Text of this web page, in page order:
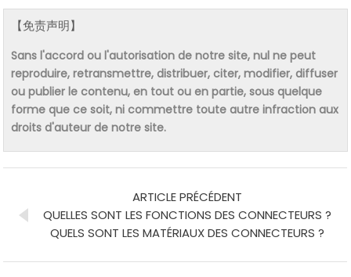
【免责声明】
Sans l'accord ou l'autorisation de notre site, nul ne peut
reproduire, retransmettre, distribuer, citer, modifier, diffuser
ou publier le contenu, en tout ou en partie, sous quelque
forme que ce soit, ni commettre toute autre infraction aux
droits d'auteur de notre site.
ARTICLE PRÉCÉDENT
QUELLES SONT LES FONCTIONS DES CONNECTEURS ?
QUELS SONT LES MATÉRIAUX DES CONNECTEURS ?